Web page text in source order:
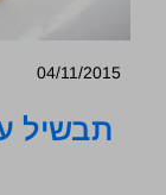
04/11/2015
תבשיל